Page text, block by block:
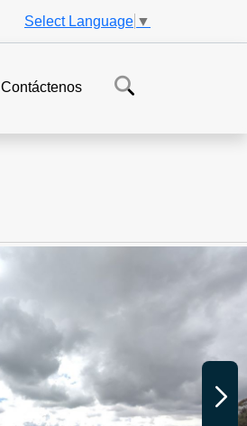
Select Language ▼
Contáctenos